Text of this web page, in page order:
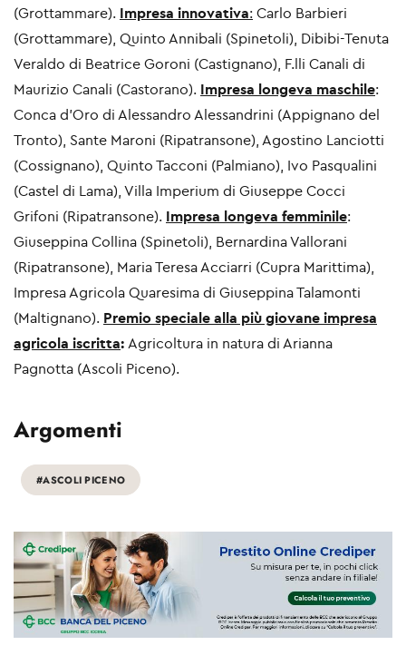
(Grottammare). Impresa innovativa: Carlo Barbieri
(Grottammare), Quinto Annibali (Spinetoli), Dibibi-Tenuta
Veraldo di Beatrice Goroni (Castignano), F.lli Canali di
Maurizio Canali (Castorano). Impresa longeva maschile:
Conca d’Oro di Alessandro Alessandrini (Appignano del
Tronto), Sante Maroni (Ripatransone), Agostino Lanciotti
(Cossignano), Quinto Tacconi (Palmiano), Ivo Pasqualini
(Castel di Lama), Villa Imperium di Giuseppe Cocci
Grifoni (Ripatransone). Impresa longeva femminile:
Giuseppina Collina (Spinetoli), Bernardina Vallorani
(Ripatransone), Maria Teresa Acciarri (Cupra Marittima),
Impresa Agricola Quaresima di Giuseppina Talamonti
(Maltignano). Premio speciale alla più giovane impresa
agricola iscritta: Agricoltura in natura di Arianna
Pagnotta (Ascoli Piceno).
Argomenti
#ASCOLI PICENO